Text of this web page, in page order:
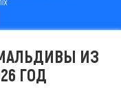
ИЗ
ГОД